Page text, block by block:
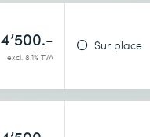
4’500.-
excl. 8.1% TVA
Sur place